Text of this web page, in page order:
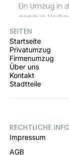
Ein Umzug in
genaue
es schmale
Lieferzeiten.
der
besondere
organisieren
Schutzdecken
SEITEN
Startseite
Privatumzug
Firmenumzug
Über uns
Kontakt
Stadtteile
RECHTLICHE
Impressum
AGB